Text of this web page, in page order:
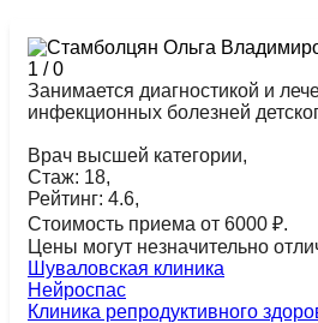
1 /0
Занимается диагностикой и
инфекционных болезней
Врач высшей категории,
Стаж: 18,
Рейтинг: 4.6,
Стоимость приема от 6000 ₽.
Цены могут незначительно
Шуваловская клиника
Нейроспас
Клиника репродуктивного